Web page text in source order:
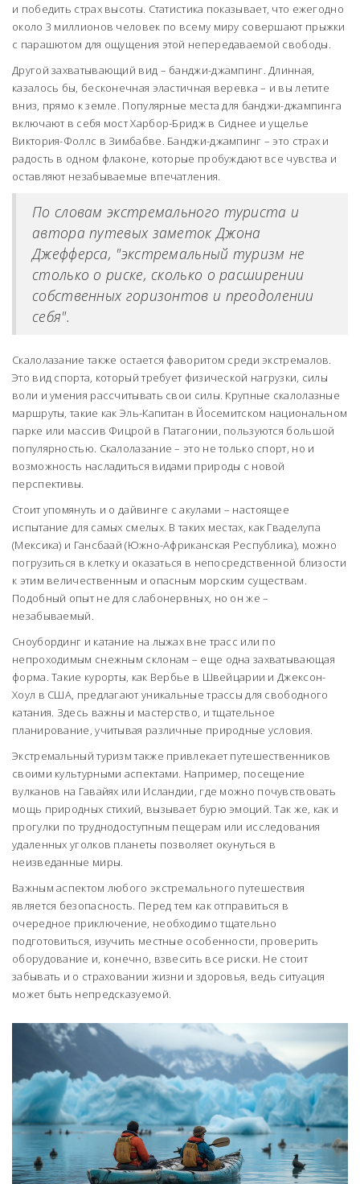
и победить страх высоты. Статистика показывает, что ежегодно
около 3 миллионов человек по всему миру совершают прыжки
с парашютом для ощущения этой непередаваемой свободы.
Другой захватывающий вид – банджи-джампинг. Длинная,
казалось бы, бесконечная эластичная веревка – и вы летите
вниз, прямо к земле. Популярные места для банджи-джампинга
включают в себя мост Харбор-Бридж в Сиднее и ущелье
Виктория-Фоллс в Зимбабве. Банджи-джампинг – это страх и
радость в одном флаконе, которые пробуждают все чувства и
оставляют незабываемые впечатления.
По словам экстремального туриста и
автора путевых заметок Джона
Джефферса, "экстремальный туризм не
столько о риске, сколько о расширении
собственных горизонтов и преодолении
себя".
Скалолазание также остается фаворитом среди экстремалов.
Это вид спорта, который требует физической нагрузки, силы
воли и умения рассчитывать свои силы. Крупные скалолазные
маршруты, такие как Эль-Капитан в Йосемитском национальном
парке или массив Фицрой в Патагонии, пользуются большой
популярностью. Скалолазание – это не только спорт, но и
возможность насладиться видами природы с новой
перспективы.
Стоит упомянуть и о дайвинге с акулами – настоящее
испытание для самых смелых. В таких местах, как Гваделупа
(Мексика) и Гансбаай (Южно-Африканская Республика), можно
погрузиться в клетку и оказаться в непосредственной близости
к этим величественным и опасным морским существам.
Подобный опыт не для слабонервных, но он же –
незабываемый.
Сноубординг и катание на лыжах вне трасс или по
непроходимым снежным склонам – еще одна захватывающая
форма. Такие курорты, как Вербье в Швейцарии и Джексон-
Хоул в США, предлагают уникальные трассы для свободного
катания. Здесь важны и мастерство, и тщательное
планирование, учитывая различные природные условия.
Экстремальный туризм также привлекает путешественников
своими культурными аспектами. Например, посещение
вулканов на Гавайях или Исландии, где можно почувствовать
мощь природных стихий, вызывает бурю эмоций. Так же, как и
прогулки по труднодоступным пещерам или исследования
удаленных уголков планеты позволяет окунуться в
неизведанные миры.
Важным аспектом любого экстремального путешествия
является безопасность. Перед тем как отправиться в
очередное приключение, необходимо тщательно
подготовиться, изучить местные особенности, проверить
оборудование и, конечно, взвесить все риски. Не стоит
забывать и о страховании жизни и здоровья, ведь ситуация
может быть непредсказуемой.